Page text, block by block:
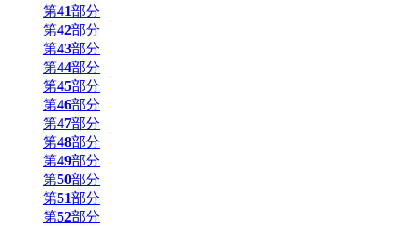
第41部分
第42部分
第43部分
第44部分
第45部分
第46部分
第47部分
第48部分
第49部分
第50部分
第51部分
第52部分